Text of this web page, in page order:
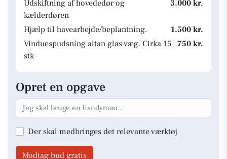
Udskiftning af hovededør og
kælderdøren
3.000 kr.
Hjælp til havearbejde/beplantning.
1.500 kr.
Vinduespudsning altan glas væg. Cirka 15
stk
750 kr.
Opret en opgave
Der skal medbringes det relevante værktøj
Modtag bud gratis